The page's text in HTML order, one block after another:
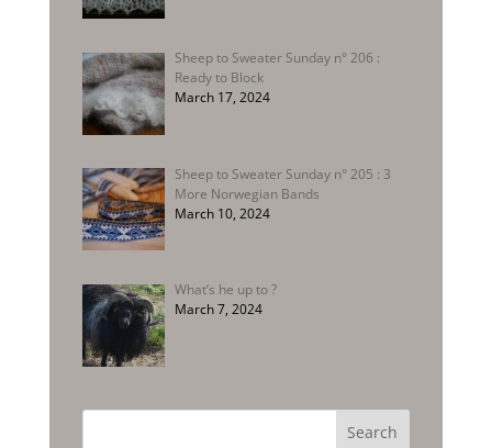
Sheep to Sweater Sunday n° 206 :
Ready to Block
March 17, 2024
Sheep to Sweater Sunday n° 205 : 3
More Norwegian Bands
March 10, 2024
What’s he up to ?
March 7, 2024